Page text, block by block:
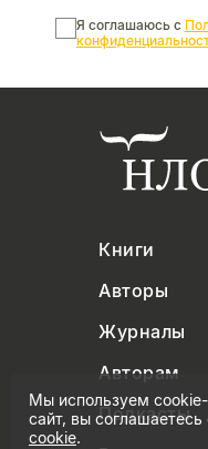
Я соглашаюсь с
Книги
Авторы
Журналы
Авторам
Подкасты
Мы используем
сайт, вы соглашаетесь
cookie.